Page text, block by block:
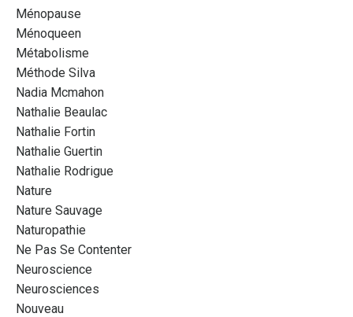
Ménopause
Ménoqueen
Métabolisme
Méthode Silva
Nadia Mcmahon
Nathalie Beaulac
Nathalie Fortin
Nathalie Guertin
Nathalie Rodrigue
Nature
Nature Sauvage
Naturopathie
Ne Pas Se Contenter
Neuroscience
Neurosciences
Nouveau